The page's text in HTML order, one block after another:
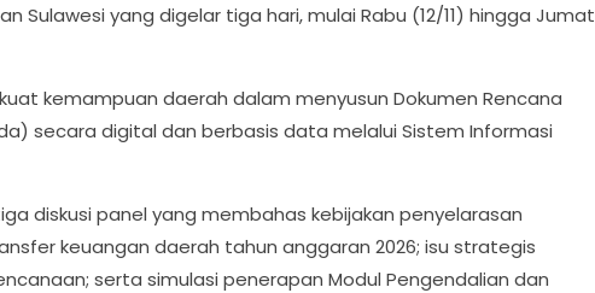
Sulawesi yang digelar tiga hari, mulai Rabu (12/11) hingga Jumat
kemampuan daerah dalam menyusun Dokumen Rencana
secara digital dan berbasis data melalui Sistem Informasi
diskusi panel yang membahas kebijakan penyelarasan
keuangan daerah tahun anggaran 2026; isu strategis
serta simulasi penerapan Modul Pengendalian dan